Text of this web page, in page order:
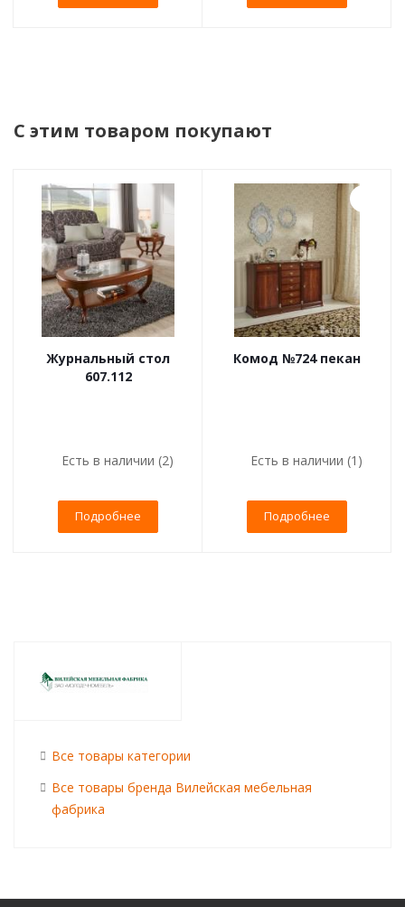
С этим товаром покупают
Журнальный стол
607.112
Есть в наличии (2)
Подробнее
Комод №724 пекан
Есть в наличии (1)
Подробнее
Все товары категории
Все товары бренда Вилейская мебельная
фабрика